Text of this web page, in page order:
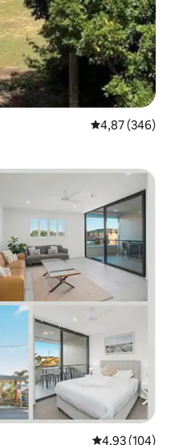
Średnia
4,87 (346)
Średnia
4,93 (104)